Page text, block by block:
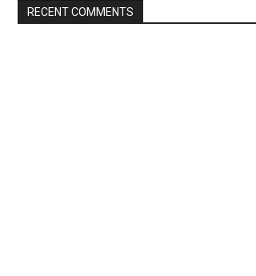
RECENT COMMENTS